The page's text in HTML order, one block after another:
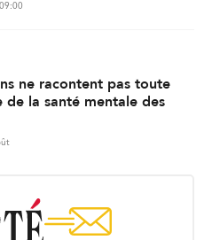
ne racontent pas toute
de la santé mentale des